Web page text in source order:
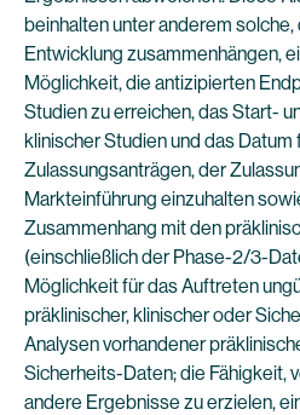
beinhalten unter anderem
Entwicklung zusammenhängen,
Möglichkeit, die antizipierten
Studien zu erreichen, das Start-
klinischer Studien und das Datum
Zulassungsanträgen, der
Markteinführung einzuhalten
Zusammenhang mit den
(einschließlich der Phase-2/3-
Möglichkeit für das Auftreten
präklinischer, klinischer oder
Analysen vorhandener
Sicherheits-Daten; die Fähigkeit,
andere Ergebnisse zu erzielen,